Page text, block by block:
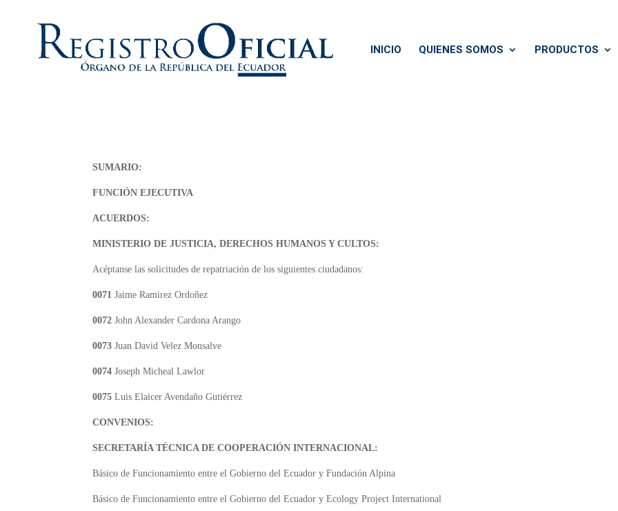
INICIO QUIENES SOMOS PRODUCTOS
SUMARIO:
FUNCIÓN EJECUTIVA
ACUERDOS:
MINISTERIO DE JUSTICIA, DERECHOS HUMANOS Y CULTOS:
Acéptanse las solicitudes de repatriación de los siguientes ciudadanos:
0071Jaime Ramirez Ordoñez
0072John Alexander Cardona Arango
0073Juan David Velez Monsalve
0074Joseph Micheal Lawlor
0075Luis Elaicer Avendaño Gutiérrez
CONVENIOS:
SECRETARÍA TÉCNICA DE COOPERACIÓN INTERNACIONAL:
Básico de Funcionamiento entre el Gobierno del Ecuador y Fundación Alpina
Básico de Funcionamiento entre el Gobierno del Ecuador y Ecology Project International